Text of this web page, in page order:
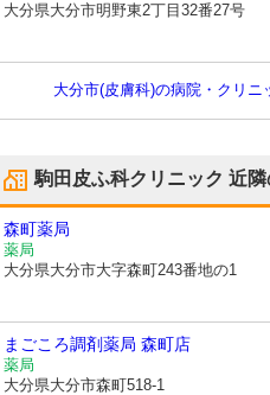
大分県大分市明野東2丁目32番27号
大分市(皮膚科)の病院・クリニ
駒田皮ふ科クリニック 近
森町薬局
薬局
大分県大分市大字森町243番地の1
まごころ調剤薬局 森町店
薬局
大分県大分市森町518-1